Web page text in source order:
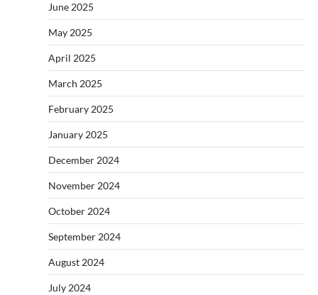
June 2025
May 2025
April 2025
March 2025
February 2025
January 2025
December 2024
November 2024
October 2024
September 2024
August 2024
July 2024